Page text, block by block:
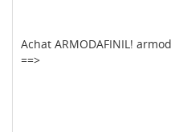
Achat ARMODAFINIL!
==>